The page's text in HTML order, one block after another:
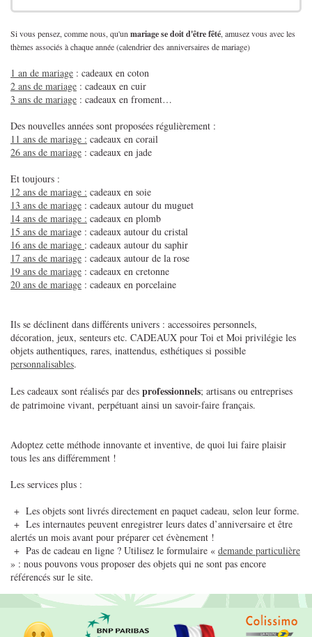
Si vous pensez, comme nous, qu'unmariage se doit d'être fêté, amusez vous avec les
thèmes associés à chaque année (calendrier des anniversaires de mariage)
1 an de mariage : cadeaux en coton
2 ans de mariage : cadeaux en cuir
3 ans de mariage : cadeaux en froment…
Des nouvelles années sont proposées régulièrement :
11 ans de mariage : cadeaux en corail
26 ans de mariage : cadeaux en jade
Et toujours :
12 ans de mariage : cadeaux en soie
13 ans de mariage : cadeaux autour du muguet
14 ans de mariage : cadeaux en plomb
15 ans de mariage : cadeaux autour du cristal
16 ans de mariage : cadeaux autour du saphir
17 ans de mariage : cadeaux autour de la rose
19 ans de mariage : cadeaux en cretonne
20 ans de mariage : cadeaux en porcelaine
Ils se déclinent dans différents univers : accessoires personnels,
décoration, jeux, senteurs etc. CADEAUX pour Toi et Moi privilégie les
objets authentiques, rares, inattendus, esthétiques si possible
personnalisables.
Les cadeaux sont réalisés par des professionnels; artisans ou entreprises
de patrimoine vivant, perpétuant ainsi un savoir-faire français.
Adoptez cette méthode innovante et inventive, de quoi lui faire plaisir
tous les ans différemment !
Les services plus :
+ Les objets sont livrés directement en paquet cadeau, selon leur forme.
+ Les internautes peuvent enregistrer leurs dates d’anniversaire et être
alertés un mois avant pour préparer cet évènement !
+ Pas de cadeau en ligne ? Utilisez le formulaire « demande particulière
» : nous pouvons vous proposer des objets qui ne sont pas encore
référencés sur le site.